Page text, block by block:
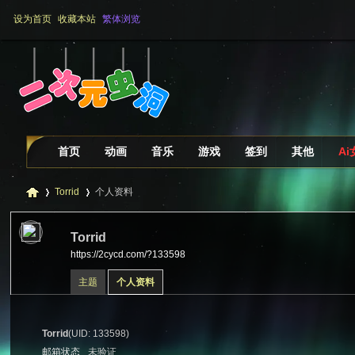
设为首页 收藏本站 繁体浏览
首页 动画 音乐 游戏 签到 其他 Ai
Torrid
›
个人资料
Torrid
https://2cycd.com/?133598
主题 个人资料
Torrid(UID: 133598)
邮箱状态
未验证